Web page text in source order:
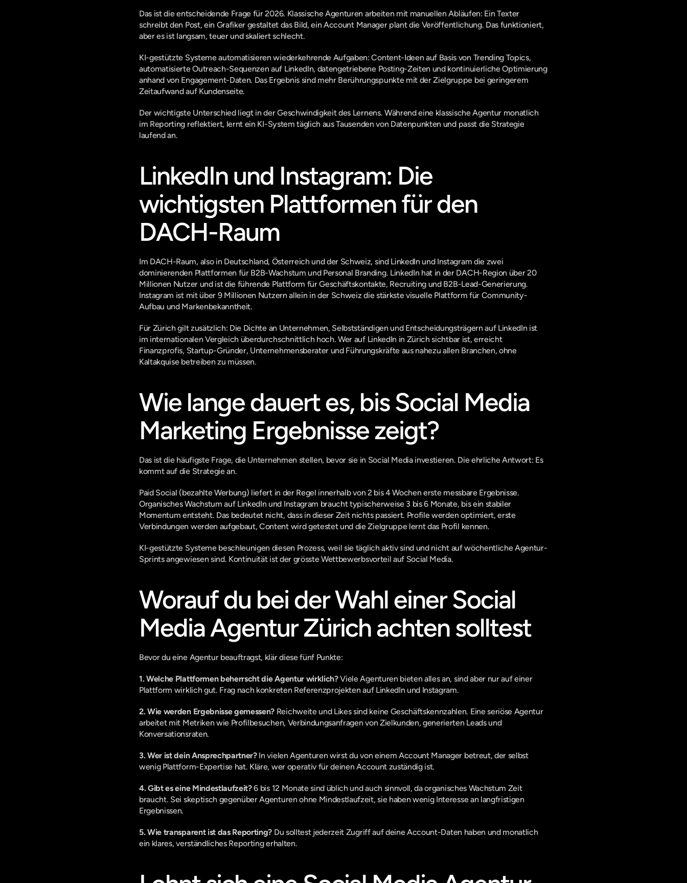
Das ist die entscheidende Frage für 2026. Klassische Agenturen arbeiten mit manuellen Abläufen: Ein Texter
schreibt den Post, ein Grafiker gestaltet das Bild, ein Account Manager plant die Veröffentlichung. Das funktioniert,
aber es ist langsam, teuer und skaliert schlecht.
KI-gestützte Systeme automatisieren wiederkehrende Aufgaben: Content-Ideen auf Basis von Trending Topics,
automatisierte Outreach-Sequenzen auf LinkedIn, datengetriebene Posting-Zeiten und kontinuierliche Optimierung
anhand von Engagement-Daten. Das Ergebnis sind mehr Berührungspunkte mit der Zielgruppe bei geringerem
Zeitaufwand auf Kundenseite.
Der wichtigste Unterschied liegt in der Geschwindigkeit des Lernens. Während eine klassische Agentur monatlich
im Reporting reflektiert, lernt ein KI-System täglich aus Tausenden von Datenpunkten und passt die Strategie
laufend an.
LinkedIn und Instagram: Die
wichtigsten Plattformen für den
DACH-Raum
Im DACH-Raum, also in Deutschland, Österreich und der Schweiz, sind LinkedIn und Instagram die zwei
dominierenden Plattformen für B2B-Wachstum und Personal Branding. LinkedIn hat in der DACH-Region über 20
Millionen Nutzer und ist die führende Plattform für Geschäftskontakte, Recruiting und B2B-Lead-Generierung.
Instagram ist mit über 9 Millionen Nutzern allein in der Schweiz die stärkste visuelle Plattform für Community-
Aufbau und Markenbekanntheit.
Für Zürich gilt zusätzlich: Die Dichte an Unternehmen, Selbstständigen und Entscheidungsträgern auf LinkedIn ist
im internationalen Vergleich überdurchschnittlich hoch. Wer auf LinkedIn in Zürich sichtbar ist, erreicht
Finanzprofis, Startup-Gründer, Unternehmensberater und Führungskräfte aus nahezu allen Branchen, ohne
Kaltakquise betreiben zu müssen.
Wie lange dauert es, bis Social Media
Marketing Ergebnisse zeigt?
Das ist die häufigste Frage, die Unternehmen stellen, bevor sie in Social Media investieren. Die ehrliche Antwort: Es
kommt auf die Strategie an.
Paid Social (bezahlte Werbung) liefert in der Regel innerhalb von 2 bis 4 Wochen erste messbare Ergebnisse.
Organisches Wachstum auf LinkedIn und Instagram braucht typischerweise 3 bis 6 Monate, bis ein stabiler
Momentum entsteht. Das bedeutet nicht, dass in dieser Zeit nichts passiert. Profile werden optimiert, erste
Verbindungen werden aufgebaut, Content wird getestet und die Zielgruppe lernt das Profil kennen.
KI-gestützte Systeme beschleunigen diesen Prozess, weil sie täglich aktiv sind und nicht auf wöchentliche Agentur-
Sprints angewiesen sind. Kontinuität ist der grösste Wettbewerbsvorteil auf Social Media.
Worauf du bei der Wahl einer Social
Media Agentur Zürich achten solltest
Bevor du eine Agentur beauftragst, klär diese fünf Punkte:
1. Welche Plattformen beherrscht die Agentur wirklich? Viele Agenturen bieten alles an, sind aber nur auf einer
Plattform wirklich gut. Frag nach konkreten Referenzprojekten auf LinkedIn und Instagram.
2. Wie werden Ergebnisse gemessen? Reichweite und Likes sind keine Geschäftskennzahlen. Eine seriöse Agentur
arbeitet mit Metriken wie Profilbesuchen, Verbindungsanfragen von Zielkunden, generierten Leads und
Konversationsraten.
3. Wer ist dein Ansprechpartner? In vielen Agenturen wirst du von einem Account Manager betreut, der selbst
wenig Plattform-Expertise hat. Kläre, wer operativ für deinen Account zuständig ist.
4. Gibt es eine Mindestlaufzeit? 6 bis 12 Monate sind üblich und auch sinnvoll, da organisches Wachstum Zeit
braucht. Sei skeptisch gegenüber Agenturen ohne Mindestlaufzeit, sie haben wenig Interesse an langfristigen
Ergebnissen.
5. Wie transparent ist das Reporting? Du solltest jederzeit Zugriff auf deine Account-Daten haben und monatlich
ein klares, verständliches Reporting erhalten.